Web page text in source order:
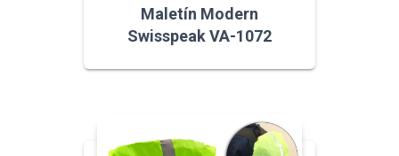
Maletín Modern
Swisspeak VA-1072